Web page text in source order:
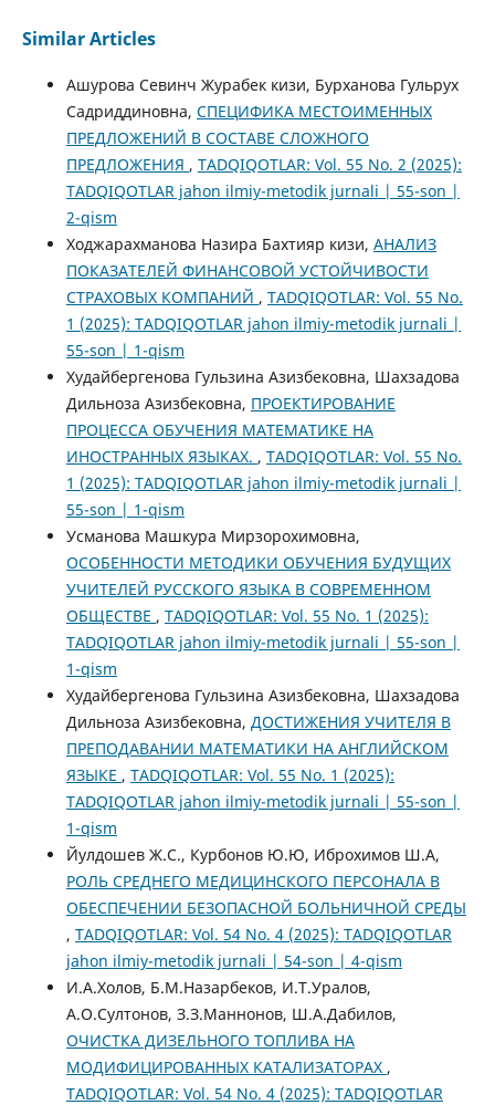
Similar Articles
Ашурова Севинч Журабек кизи, Бурханова Гульрух
Садриддиновна, СПЕЦИФИКА МЕСТОИМЕННЫХ
ПРЕДЛОЖЕНИЙ В СОСТАВЕ СЛОЖНОГО
ПРЕДЛОЖЕНИЯ , TADQIQOTLAR: Vol. 55 No. 2 (2025):
TADQIQOTLAR jahon ilmiy-metodik jurnali | 55-son |
2-qism
Ходжарахманова Назира Бахтияр кизи, АНАЛИЗ
ПОКАЗАТЕЛЕЙ ФИНАНСОВОЙ УСТОЙЧИВОСТИ
СТРАХОВЫХ КОМПАНИЙ , TADQIQOTLAR: Vol. 55 No.
1 (2025): TADQIQOTLAR jahon ilmiy-metodik jurnali |
55-son | 1-qism
Худайбергенова Гульзина Азизбековна, Шахзадова
Дильноза Азизбековна, ПРОЕКТИРОВАНИЕ
ПРОЦЕССА ОБУЧЕНИЯ МАТЕМАТИКЕ НА
ИНОСТРАННЫХ ЯЗЫКАХ. , TADQIQOTLAR: Vol. 55 No.
1 (2025): TADQIQOTLAR jahon ilmiy-metodik jurnali |
55-son | 1-qism
Усманова Машкура Мирзорохимовна,
ОСОБЕННОСТИ МЕТОДИКИ ОБУЧЕНИЯ БУДУЩИХ
УЧИТЕЛЕЙ РУССКОГО ЯЗЫКА В СОВРЕМЕННОМ
ОБЩЕСТВЕ , TADQIQOTLAR: Vol. 55 No. 1 (2025):
TADQIQOTLAR jahon ilmiy-metodik jurnali | 55-son |
1-qism
Худайбергенова Гульзина Азизбековна, Шахзадова
Дильноза Азизбековна, ДОСТИЖЕНИЯ УЧИТЕЛЯ В
ПРЕПОДАВАНИИ МАТЕМАТИКИ НА АНГЛИЙСКОМ
ЯЗЫКЕ , TADQIQOTLAR: Vol. 55 No. 1 (2025):
TADQIQOTLAR jahon ilmiy-metodik jurnali | 55-son |
1-qism
Йулдошев Ж.С., Курбонов Ю.Ю, Иброхимов Ш.А,
РОЛЬ СРЕДНЕГО МЕДИЦИНСКОГО ПЕРСОНАЛА В
ОБЕСПЕЧЕНИИ БЕЗОПАСНОЙ БОЛЬНИЧНОЙ СРЕДЫ
, TADQIQOTLAR: Vol. 54 No. 4 (2025): TADQIQOTLAR
jahon ilmiy-metodik jurnali | 54-son | 4-qism
И.А.Холов, Б.М.Назарбеков, И.Т.Уралов,
А.О.Султонов, З.З.Маннонов, Ш.А.Дабилов,
ОЧИСТКА ДИЗЕЛЬНОГО ТОПЛИВА НА
МОДИФИЦИРОВАННЫХ КАТАЛИЗАТОРАХ ,
TADQIQOTLAR: Vol. 54 No. 4 (2025): TADQIQOTLAR